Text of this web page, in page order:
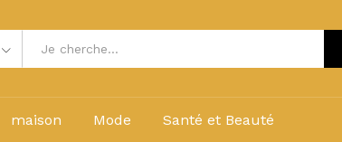
maison Mode Santé et Beauté